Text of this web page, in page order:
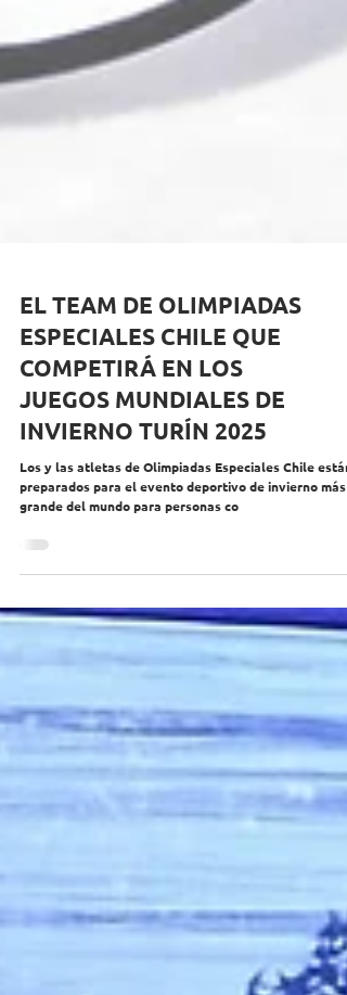
EL TEAM DE OLIMPIADAS
ESPECIALES CHILE QUE
COMPETIRÁ EN LOS
JUEGOS MUNDIALES DE
INVIERNO TURÍN 2025
Los y las atletas de Olimpiadas Especiales Chile están
grande del mundo para personas co